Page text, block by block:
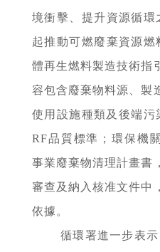
境衝擊、提升資源循環
起推動可燃廢棄資源燃
體再生燃料製造技術指
容包含廢棄物料源、製
使用設施種類及後端污
RF品質標準；環保機
事業廢棄物清理計畫書
審查及納入核准文件中
依據。
循環署進一步表